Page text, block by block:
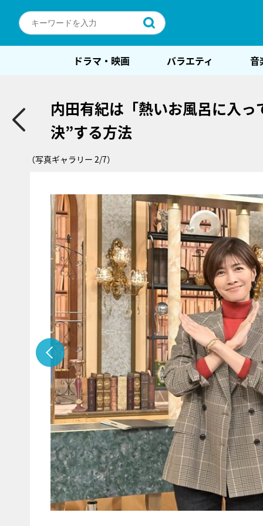
ドラマ・映画 バラエティ 音
内田有紀は「熱いお風呂に入
決”する方法
（写真ギャラリー 2/7）